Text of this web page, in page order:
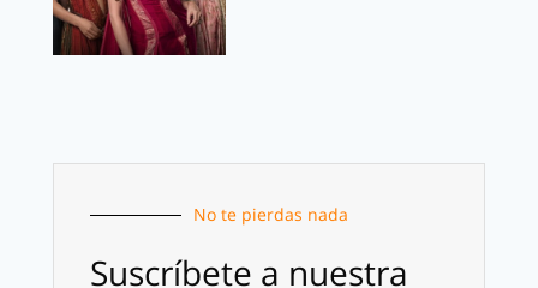
No te pierdas nada
Suscríbete a nuestra